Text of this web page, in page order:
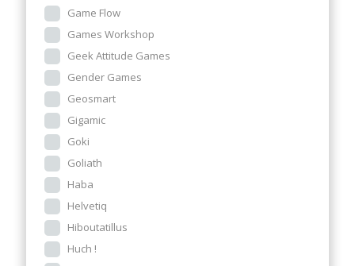
Game Flow
Games Workshop
Geek Attitude Games
Gender Games
Geosmart
Gigamic
Goki
Goliath
Haba
Helvetiq
Hiboutatillus
Huch !